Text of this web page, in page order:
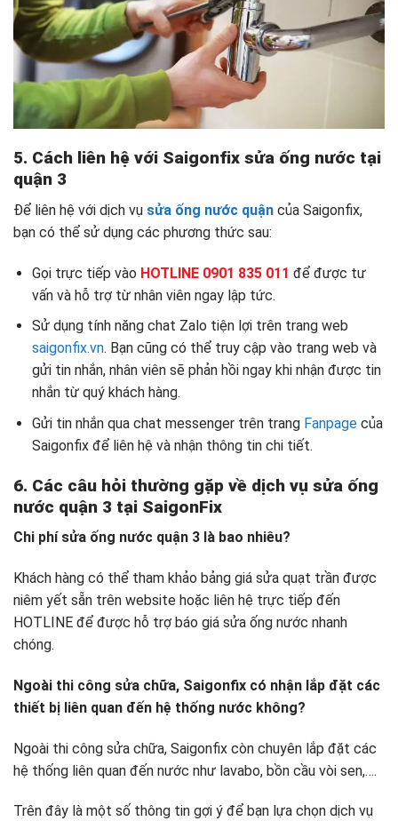
5. Cách liên hệ với Saigonfix sửa ống nước tại
quận 3
Để liên hệ với dịch vụ sửa ống nước quận của Saigonfix,
bạn có thể sử dụng các phương thức sau:
Gọi trực tiếp vào HOTLINE 0901 835 011 để được tư
vấn và hỗ trợ từ nhân viên ngay lập tức.
Sử dụng tính năng chat Zalo tiện lợi trên trang web
saigonfix.vn. Bạn cũng có thể truy cập vào trang web và
gửi tin nhắn, nhân viên sẽ phản hồi ngay khi nhận được tin
nhắn từ quý khách hàng.
Gửi tin nhắn qua chat messenger trên trang Fanpagecủa
Saigonfix để liên hệ và nhận thông tin chi tiết.
6. Các câu hỏi thường gặp về dịch vụ sửa ống
nước quận 3 tại SaigonFix
Chi phí sửa ống nước quận 3 là bao nhiêu?
Khách hàng có thể tham khảo bảng giá sửa quạt trần được
niêm yết sẵn trên website hoặc liên hệ trực tiếp đến
HOTLINE để được hỗ trợ báo giá sửa ống nước nhanh
chóng.
Ngoài thi công sửa chữa, Saigonfix có nhận lắp đặt các
thiết bị liên quan đến hệ thống nước không?
Ngoài thi công sửa chữa, Saigonfix còn chuyên lắp đặt các
hệ thống liên quan đến nước như lavabo, bồn cầu vòi sen,….
Trên đây là một số thông tin gợi ý để bạn lựa chọn dịch vụ